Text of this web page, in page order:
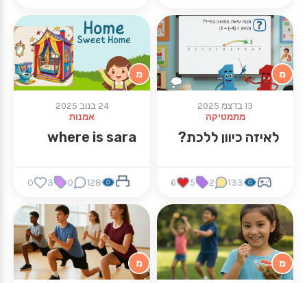
מ
13 בדצמ 2025
מתמטיקה
לאיזה כיוון ללכת?
133
2
5
6
מ
24 בנוב 2025
אמנות
where is sara
128
0
3
0
מ מ